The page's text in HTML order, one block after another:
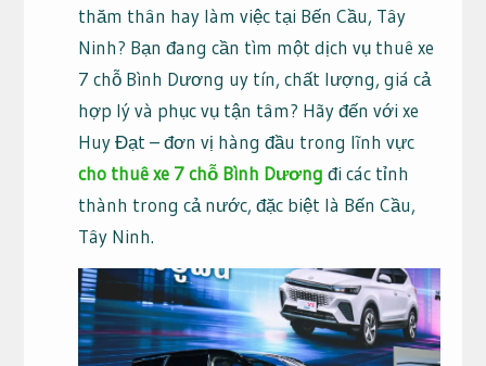
thăm thân hay làm việc tại Bến Cầu, Tây
Ninh? Bạn đang cần tìm một dịch vụ thuê xe
7 chỗ Bình Dương uy tín, chất lượng, giá cả
hợp lý và phục vụ tận tâm? Hãy đến với xe
Huy Đạt – đơn vị hàng đầu trong lĩnh vực
cho thuê xe 7 chỗ Bình Dương đi các tỉnh
thành trong cả nước, đặc biệt là Bến Cầu,
Tây Ninh.